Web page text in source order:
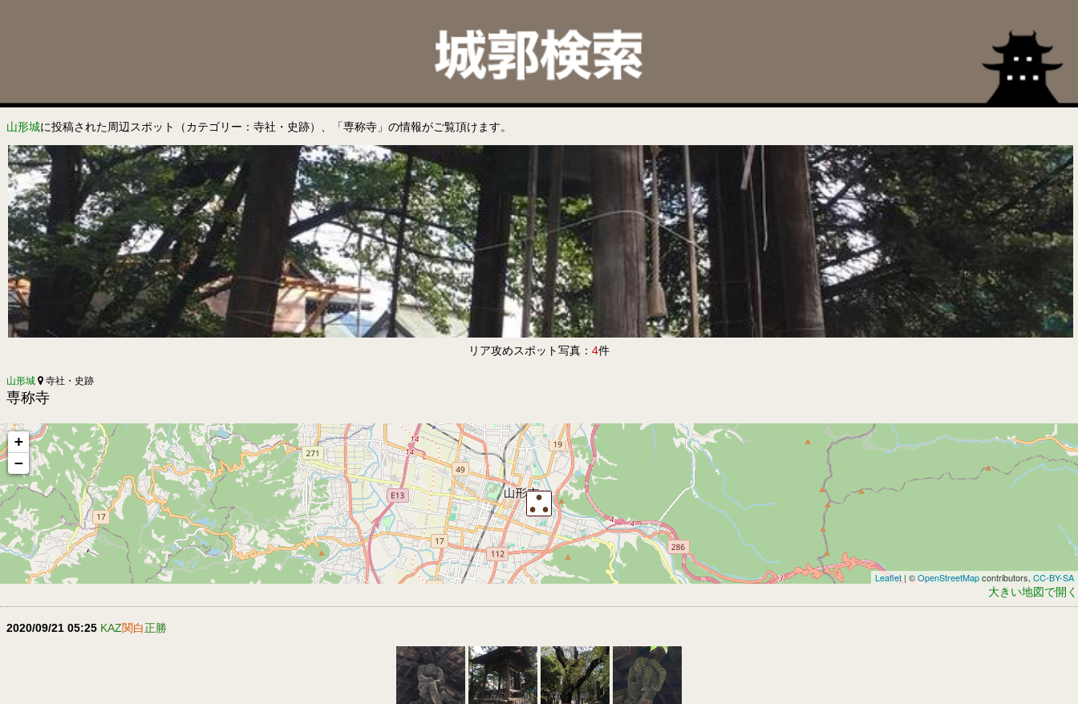
山形城に投稿された周辺スポット（カテゴリー：寺社・史跡）、「専称寺」の情報がご覧頂けます。
リア攻めスポット写真： 4件
山形城 寺社・史跡
専称寺
+
−
Leaflet| ©OpenStreetMapcontributors, CC-BY-SA
大きい地図で開く
2020/09/21 05:25 KAZ関白正勝